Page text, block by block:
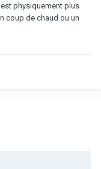
physiquement plus
coup de chaud ou un